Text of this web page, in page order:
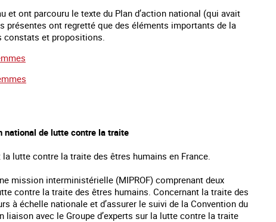
ont parcouru le texte du Plan d’action national (qui avait
présentes ont regretté que des éléments importants de la
constats et propositions.
national de lutte contre la traite
lutte contre la traite des êtres humains en France.
mission interministérielle (MIPROF) comprenant deux
contre la traite des êtres humains. Concernant la traite des
à échelle nationale et d’assurer le suivi de la Convention du
avec le Groupe d’experts sur la lutte contre la traite